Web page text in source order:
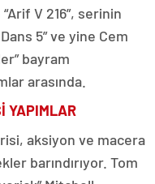
V 216”, serinin
5” ve yine Cem
bayram
arasında.
YAPIMLAR
aksiyon ve macera
barındırıyor. Tom